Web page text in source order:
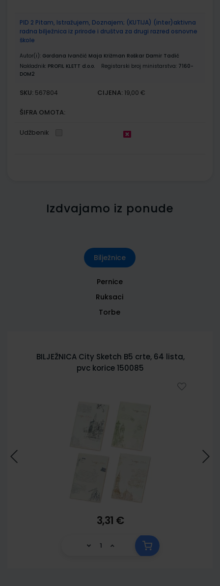
PID 2 Pitam, Istražujem, Doznajem; (KUTIJA) (inter)aktivna
radna bilježnica iz prirode i društva za drugi razred osnovne
škole
Autor(i): Gordana Ivančić Maja Križman Roškar Damir Tadić
Nakladnik: PROFIL KLETT d.o.o. Registarski broj ministarstva: 7160-
DOM2
SKU: 567804 CIJENA: 19,00 €
ŠIFRA OMOTA:
Udžbenik
Izdvajamo iz ponude
Bilježnice
Pernice
Ruksaci
Torbe
BILJEŽNICA City Sketch B5 crte, 64 lista,
pvc korice 150085
3,31 €